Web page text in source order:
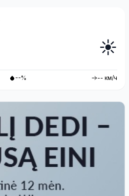
☀️
--% -- км/ч